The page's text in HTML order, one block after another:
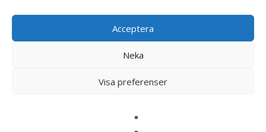
Acceptera
Neka
Visa preferenser
Relaterade produkter